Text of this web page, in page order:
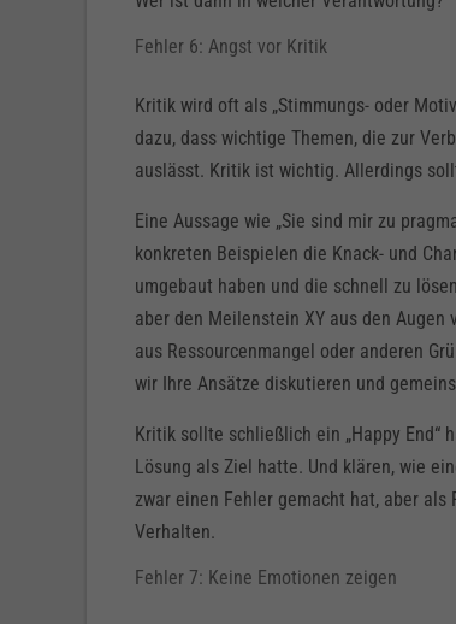
Fehler 6: Angst vor Kritik
Kritik wird oft als „Stimmungs- oder
dazu, dass wichtige Themen, die zur
auslässt. Kritik ist wichtig. Allerdings
Eine Aussage wie „Sie sind mir zu
konkreten Beispielen die Knack- und
umgebaut haben und die schnell zu
aber den Meilenstein XY aus den
aus Ressourcenmangel oder anderen
wir Ihre Ansätze diskutieren und
Kritik sollte schließlich ein „Happy End“
Lösung als Ziel hatte. Und klären, wie
zwar einen Fehler gemacht hat, aber
Verhalten.
Fehler 7: Keine Emotionen zeigen